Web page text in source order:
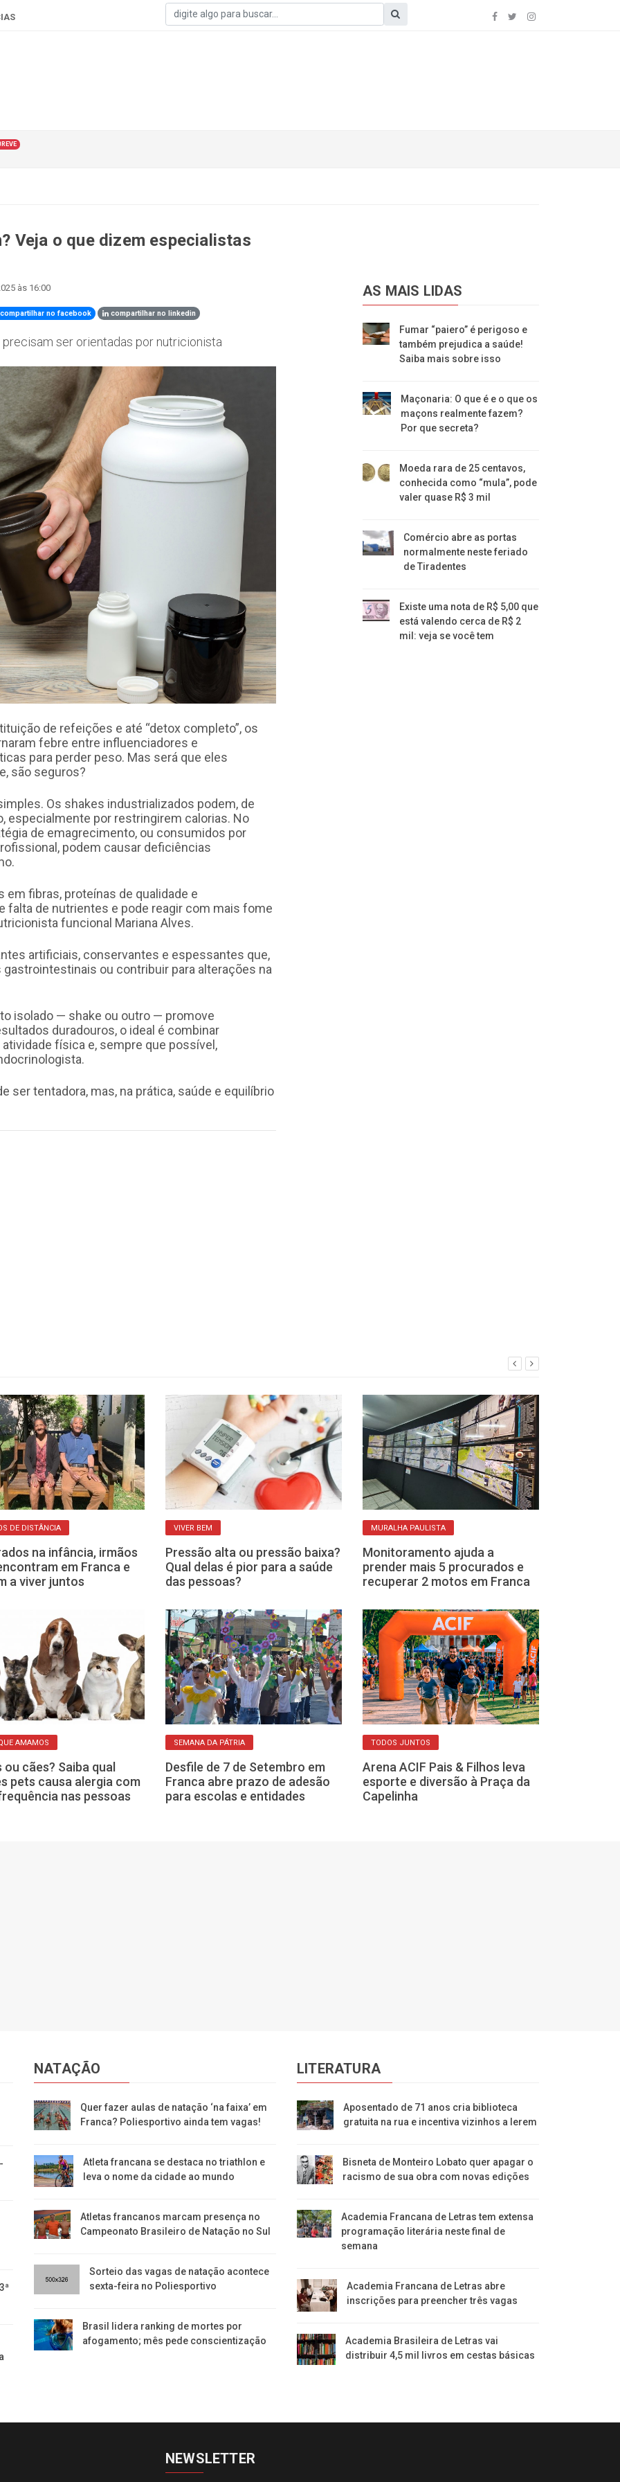
Veja o que dizem especialistas
às 16:00
no facebook compartilhar no linkedin
ser orientadas por nutricionista
de refeições e até “detox completo”, os
febre entre influenciadores e
para perder peso. Mas será que eles
são seguros?
Os shakes industrializados podem, de
especialmente por restringirem calorias. No
de emagrecimento, ou consumidos por
podem causar deficiências
fibras, proteínas de qualidade e
de nutrientes e pode reagir com mais fome
funcional Mariana Alves.
artificiais, conservantes e espessantes que,
ou contribuir para alterações na
isolado — shake ou outro — promove
duradouros, o ideal é combinar
física e, sempre que possível,
ser tentadora, mas, na prática, saúde e equilíbrio
AS MAIS LIDAS
Fumar “paiero” é perigoso e
também prejudica a saúde!
Saiba mais sobre isso
Maçonaria: O que é e o que os
maçons realmente fazem?
Por que secreta?
Moeda rara de 25 centavos,
conhecida como “mula”, pode
valer quase R$ 3 mil
Comércio abre as portas
normalmente neste feriado
de Tiradentes
Existe uma nota de R$ 5,00 que
está valendo cerca de R$ 2
mil: veja se você tem
DE DISTÂNCIA
na infância, irmãos
em Franca e
a viver juntos
VIVER BEM
Pressão alta ou pressão baixa?
Qual delas é pior para a saúde
das pessoas?
MURALHA PAULISTA
Monitoramento ajuda a
prender mais 5 procurados e
recuperar 2 motos em Franca
AMAMOS
ou cães? Saiba qual
pets causa alergia com
nas pessoas
SEMANA DA PÁTRIA
Desfile de 7 de Setembro em
Franca abre prazo de adesão
para escolas e entidades
TODOS JUNTOS
Arena ACIF Pais & Filhos leva
esporte e diversão à Praça da
Capelinha
NATAÇÃO
Quer fazer aulas de natação ‘na faixa’ em
Franca? Poliesportivo ainda tem vagas!
Atleta francana se destaca no triathlon e
leva o nome da cidade ao mundo
Atletas francanos marcam presença no
Campeonato Brasileiro de Natação no Sul
Sorteio das vagas de natação acontece
sexta-feira no Poliesportivo
Brasil lidera ranking de mortes por
afogamento; mês pede conscientização
LITERATURA
Aposentado de 71 anos cria biblioteca
gratuita na rua e incentiva vizinhos a lerem
Bisneta de Monteiro Lobato quer apagar o
racismo de sua obra com novas edições
Academia Francana de Letras tem extensa
programação literária neste final de
semana
Academia Francana de Letras abre
inscrições para preencher três vagas
Academia Brasileira de Letras vai
distribuir 4,5 mil livros em cestas básicas
NEWSLETTER